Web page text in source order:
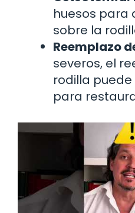
huesos para
sobre la
Reemplazo
severos, el
rodilla
para